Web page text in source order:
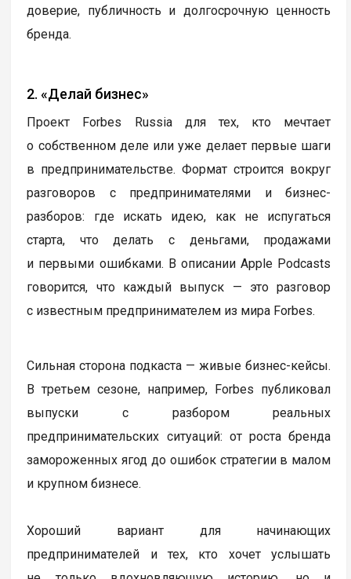
доверие, публичность и долгосрочную ценность
бренда.
2. «Делай бизнес»
Проект Forbes Russia для тех, кто мечтает
о собственном деле или уже делает первые шаги
в предпринимательстве. Формат строится вокруг
разговоров с предпринимателями и бизнес-
разборов: где искать идею, как не испугаться
старта, что делать с деньгами, продажами
и первыми ошибками. В описании Apple Podcasts
говорится, что каждый выпуск — это разговор
с известным предпринимателем из мира Forbes.
Сильная сторона подкаста — живые бизнес-кейсы.
В третьем сезоне, например, Forbes публиковал
выпуски с разбором реальных
предпринимательских ситуаций: от роста бренда
замороженных ягод до ошибок стратегии в малом
и крупном бизнесе.
Хороший вариант для начинающих
предпринимателей и тех, кто хочет услышать